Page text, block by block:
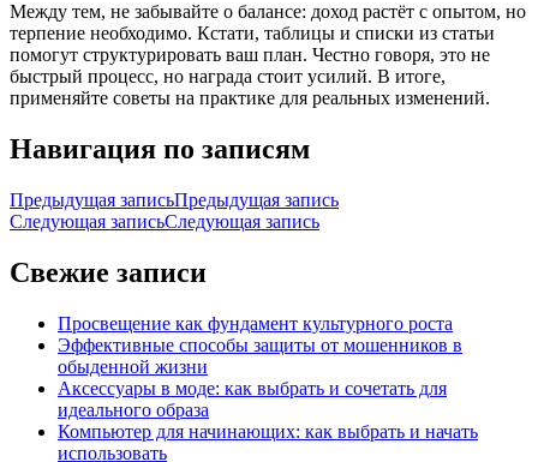
Между тем, не забывайте о балансе: доход растёт с опытом, но
терпение необходимо. Кстати, таблицы и списки из статьи
помогут структурировать ваш план. Честно говоря, это не
быстрый процесс, но награда стоит усилий. В итоге,
применяйте советы на практике для реальных изменений.
Навигация по записям
Предыдущая записьПредыдущая запись
Следующая записьСледующая запись
Свежие записи
Просвещение как фундамент культурного роста
Эффективные способы защиты от мошенников в
обыденной жизни
Аксессуары в моде: как выбрать и сочетать для
идеального образа
Компьютер для начинающих: как выбрать и начать
использовать